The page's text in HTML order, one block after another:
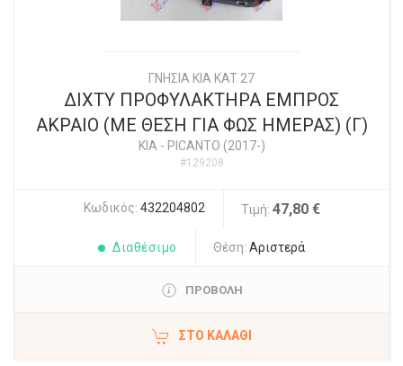
ΓΝΗΣΙΑ KIA KAT 27
ΔΙΧΤΥ ΠΡΟΦΥΛΑΚΤΗΡΑ ΕΜΠΡΟΣ
ΑΚΡΑΙΟ (ΜΕ ΘΕΣΗ ΓΙΑ ΦΩΣ ΗΜΕΡΑΣ) (Γ)
KIA - PICANTO (2017-)
#129208
Κωδικός: 432204802 Τιμή: 47,80 €
Διαθέσιμο Θέση: Αριστερά
ΠΡΟΒΟΛΗ
ΣΤΟ ΚΑΛΆΘΙ